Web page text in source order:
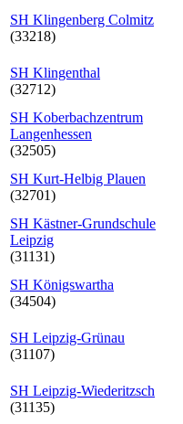
SH Klingenberg Colmitz
(33218)
SH Klingenthal
(32712)
SH Koberbachzentrum
Langenhessen
(32505)
SH Kurt-Helbig Plauen
(32701)
SH Kästner-Grundschule
Leipzig
(31131)
SH Königswartha
(34504)
SH Leipzig-Grünau
(31107)
SH Leipzig-Wiederitzsch
(31135)